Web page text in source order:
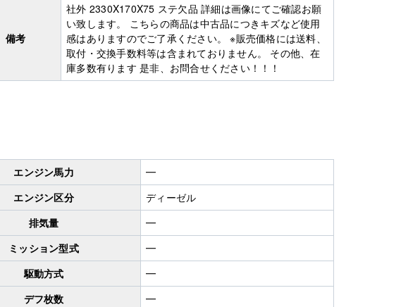
備考
社外 2330X170X75 ステ欠品 詳細は画像にてご確認お願
い致します。 こちらの商品は中古品につきキズなど使用
感はありますのでご了承ください。 ※販売価格には送料、
取付・交換手数料等は含まれておりません。 その他、在
庫多数有ります 是非、お問合せください！！！
エンジン馬力
━
エンジン区分
ディーゼル
排気量
━
ミッション型式
━
駆動方式
━
デフ枚数
━